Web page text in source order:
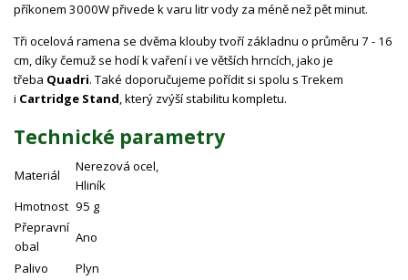
příkonem 3000W přivede k varu litr vody za méně než pět minut.
Tři ocelová ramena se dvěma klouby tvoří základnu o průměru 7 - 16
cm, díky čemuž se hodí k vaření i ve větších hrncích, jako je
třeba Quadri. Také doporučujeme pořídit si spolu s Trekem
i Cartridge Stand, který zvýší stabilitu kompletu.
Technické parametry
Materiál
Nerezová ocel,
Hliník
Hmotnost 95 g
Přepravní
obal
Ano
Palivo
Plyn